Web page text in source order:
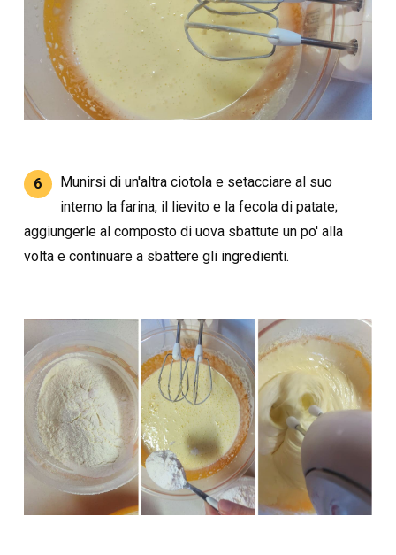
6
Munirsi di un'altra ciotola e setacciare al suo
interno la farina, il lievito e la fecola di patate;
aggiungerle al composto di uova sbattute un po' alla
volta e continuare a sbattere gli ingredienti.